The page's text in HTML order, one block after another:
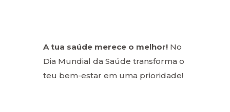
A tua saúde merece o melhor! No
Dia Mundial da Saúde transforma o
teu bem-estar em uma prioridade!